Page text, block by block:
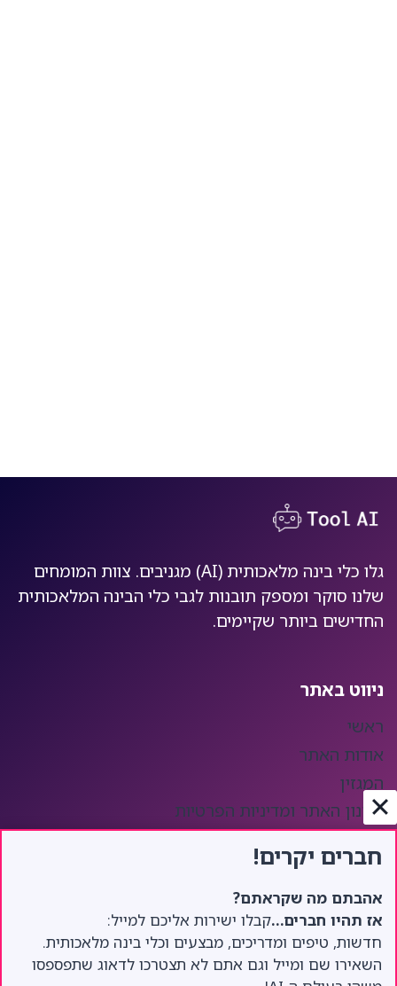
גלו כלי בינה מלאכותית (AI) מגניבים. צוות המומחים
שלנו סוקר ומספק תובנות לגבי כלי הבינה המלאכותית
החדישים ביותר שקיימים.
ניווט באתר
ראשי
אודות האתר
המגזין
תקנון האתר ומדיניות הפרטיות
DeepSeek AI דיפסיק
עודכן בתאריך:09/02/2025
PhotoRoom
חברים יקרים!
אהבתם מה שקראתם?
אז תהיו חברים…קבלו ישירות אליכם למייל:
חדשות, טיפים ומדריכים, מבצעים וכלי בינה מלאכותית.
השאירו שם ומייל וגם אתם לא תצטרכו לדאוג שתפספסו